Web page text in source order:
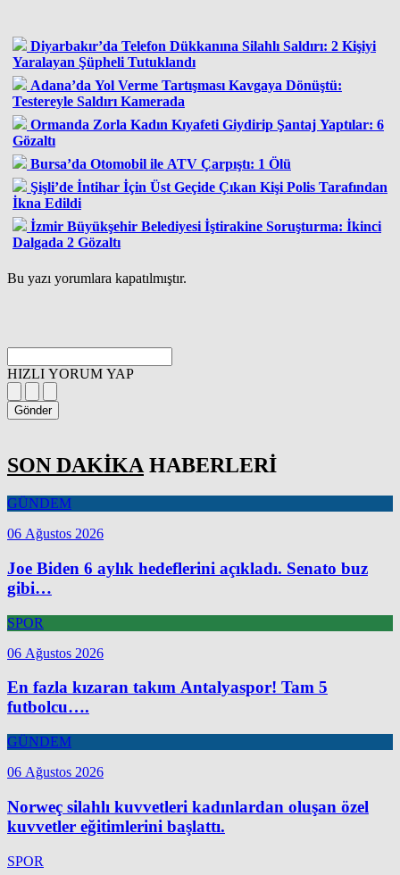
Diyarbakır’da Telefon Dükkanına Silahlı Saldırı: 2 Kişiyi
Yaralayan Şüpheli Tutuklandı
Adana’da Yol Verme Tartışması Kavgaya Dönüştü:
Testereyle Saldırı Kamerada
Ormanda Zorla Kadın Kıyafeti Giydirip Şantaj Yaptılar: 6
Gözaltı
Bursa’da Otomobil ile ATV Çarpıştı: 1 Ölü
Şişli’de İntihar İçin Üst Geçide Çıkan Kişi Polis Tarafından
İkna Edildi
İzmir Büyükşehir Belediyesi İştirakine Soruşturma: İkinci
Dalgada 2 Gözaltı
Bu yazı yorumlara kapatılmıştır.
HIZLI YORUM YAP
Gönder
SON DAKİKAHABERLERİ
GÜNDEM
06 Ağustos 2026
Joe Biden 6 aylık hedeflerini açıkladı. Senato buz
gibi…
SPOR
06 Ağustos 2026
En fazla kızaran takım Antalyaspor! Tam 5
futbolcu….
GÜNDEM
06 Ağustos 2026
Norweç silahlı kuvvetleri kadınlardan oluşan özel
kuvvetler eğitimlerini başlattı.
SPOR